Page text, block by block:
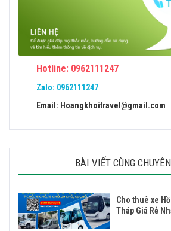
Hotline: 0962111247
Zalo: 0962111247
Email: Hoangkhoitravel@gmail.com
BÀI VIẾT CÙNG
Cho thuê xe
Tháp Giá Rẻ